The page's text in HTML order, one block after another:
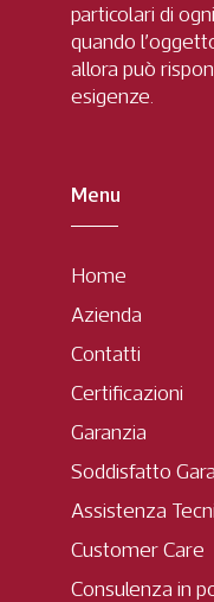
particolari di
quando
allora può
esigenze.
Menu
Home
Azienda
Contatti
Certificazioni
Garanzia
Soddisfatto
Assistenza
Customer Care
Consulenza in